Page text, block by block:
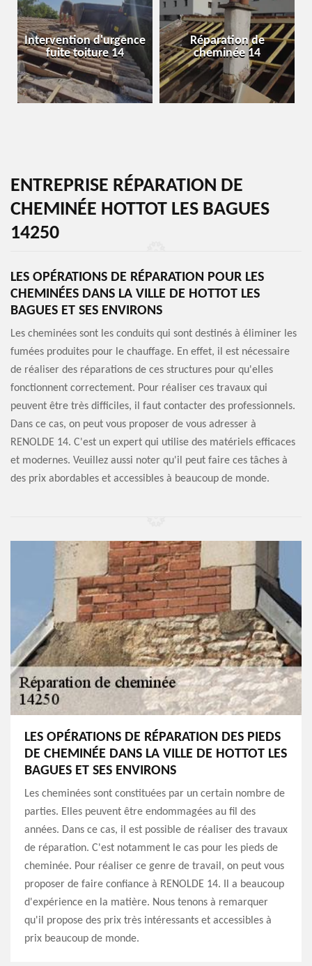
Intervention d'urgence
fuite toiture 14
Réparation de
cheminée 14
ENTREPRISE RÉPARATION DE
CHEMINÉE HOTTOT LES BAGUES
14250
LES OPÉRATIONS DE RÉPARATION POUR LES
CHEMINÉES DANS LA VILLE DE HOTTOT LES
BAGUES ET SES ENVIRONS
Les cheminées sont les conduits qui sont destinés à éliminer les
fumées produites pour le chauffage. En effet, il est nécessaire
de réaliser des réparations de ces structures pour qu'elles
fonctionnent correctement. Pour réaliser ces travaux qui
peuvent être très difficiles, il faut contacter des professionnels.
Dans ce cas, on peut vous proposer de vous adresser à
RENOLDE 14. C'est un expert qui utilise des matériels efficaces
et modernes. Veuillez aussi noter qu'il peut faire ces tâches à
des prix abordables et accessibles à beaucoup de monde.
LES OPÉRATIONS DE RÉPARATION DES PIEDS
DE CHEMINÉE DANS LA VILLE DE HOTTOT LES
BAGUES ET SES ENVIRONS
Les cheminées sont constituées par un certain nombre de
parties. Elles peuvent être endommagées au fil des
années. Dans ce cas, il est possible de réaliser des travaux
de réparation. C'est notamment le cas pour les pieds de
cheminée. Pour réaliser ce genre de travail, on peut vous
proposer de faire confiance à RENOLDE 14. Il a beaucoup
d'expérience en la matière. Nous tenons à remarquer
qu'il propose des prix très intéressants et accessibles à
prix beaucoup de monde.